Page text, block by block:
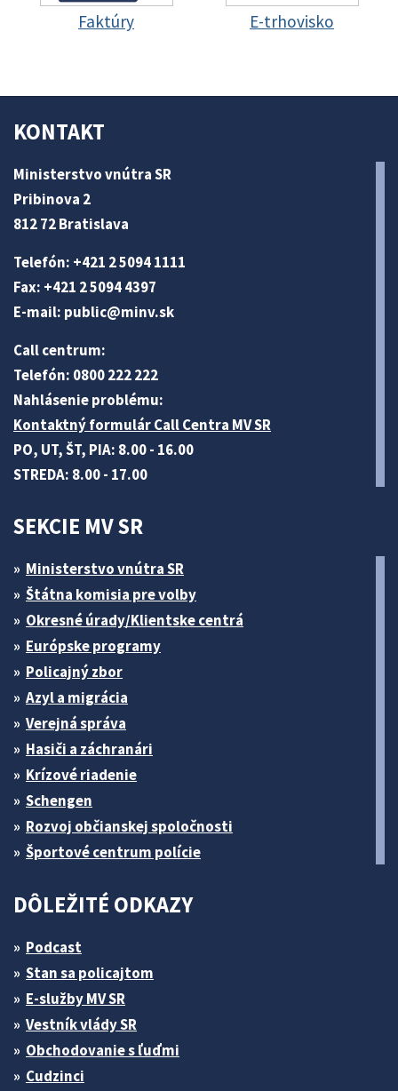
Faktúry E-trhovisko
KONTAKT
Ministerstvo vnútra SR
Pribinova 2
812 72 Bratislava
Telefón: +421 2 5094 1111
Fax: +421 2 5094 4397
E-mail: public@minv.sk
Call centrum:
Telefón: 0800 222 222
Nahlásenie problému:
Kontaktný formulár Call Centra MV SR
PO, UT, ŠT, PIA: 8.00 - 16.00
STREDA: 8.00 - 17.00
SEKCIE MV SR
Ministerstvo vnútra SR
Štátna komisia pre volby
Okresné úrady/Klientske centrá
Európske programy
Policajný zbor
Azyl a migrácia
Verejná správa
Hasiči a záchranári
Krízové riadenie
Schengen
Rozvoj občianskej spoločnosti
Športové centrum polície
DÔLEŽITÉ ODKAZY
Podcast
Stan sa policajtom
E-služby MV SR
Vestník vlády SR
Obchodovanie s ľuďmi
Cudzinci